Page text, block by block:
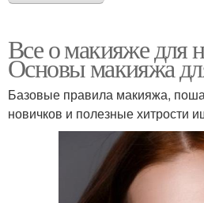
Все о макияже для
Основы макияжа
Базовые правила макияжа,
новичков и полезные хитрости